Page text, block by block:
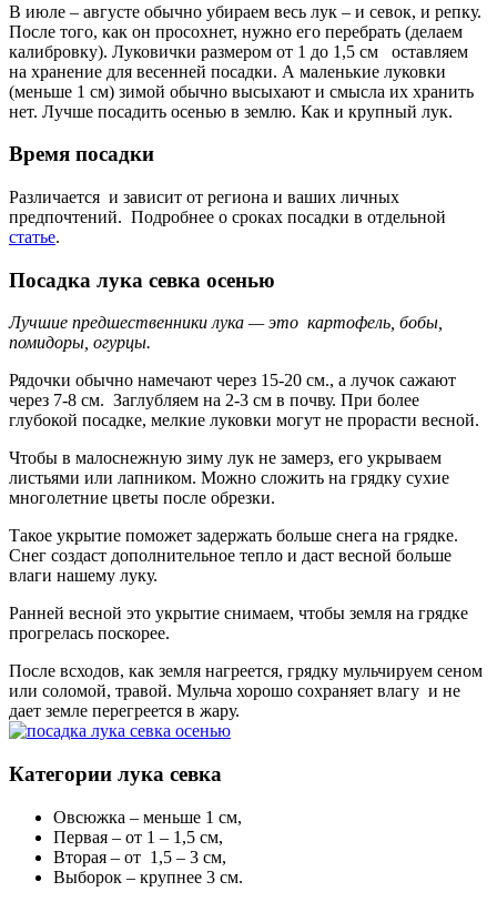
В июле – августе обычно убираем весь лук – и севок, и репку.
После того, как он просохнет, нужно его перебрать (делаем
калибровку). Луковички размером от 1 до 1,5 см оставляем
на хранение для весенней посадки. А маленькие луковки
(меньше 1 см) зимой обычно высыхают и смысла их хранить
нет. Лучше посадить осенью в землю. Как и крупный лук.
Время посадки
Различается и зависит от региона и ваших личных
предпочтений. Подробнее о сроках посадки в отдельной
статье.
Посадка лука севка осенью
Лучшие предшественники лука — это картофель, бобы,
помидоры, огурцы.
Рядочки обычно намечают через 15-20 см., а лучок сажают
через 7-8 см. Заглубляем на 2-3 см в почву. При более
глубокой посадке, мелкие луковки могут не прорасти весной.
Чтобы в малоснежную зиму лук не замерз, его укрываем
листьями или лапником. Можно сложить на грядку сухие
многолетние цветы после обрезки.
Такое укрытие поможет задержать больше снега на грядке.
Снег создаст дополнительное тепло и даст весной больше
влаги нашему луку.
Ранней весной это укрытие снимаем, чтобы земля на грядке
прогрелась поскорее.
После всходов, как земля нагреется, грядку мульчируем сеном
или соломой, травой. Мульча хорошо сохраняет влагу и не
дает земле перегреется в жару.
Категории лука севка
Овсюжка – меньше 1 см,
Первая – от 1 – 1,5 см,
Вторая – от 1,5 – 3 см,
Выборок – крупнее 3 см.